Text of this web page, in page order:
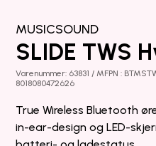
MUSICSOUND
SLIDE TWS
Varenummer: 63831 / MFPN :
8018080472626
True Wireless Bluetooth
in-ear-design og LED-